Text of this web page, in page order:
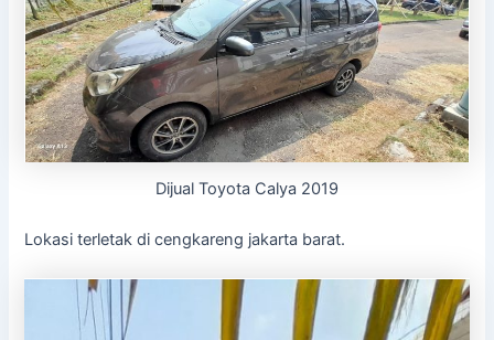
Dijual Toyota Calya 2019
Lokasi terletak di cengkareng jakarta barat.